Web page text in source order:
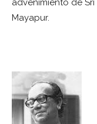
advenimiento de
Mayapur.